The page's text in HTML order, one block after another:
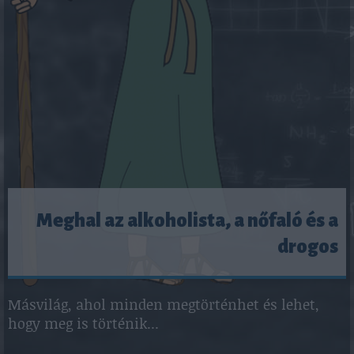
Meghal az alkoholista, a nőfaló és a
drogos
Másvilág, ahol minden megtörténhet és lehet,
hogy meg is történik...